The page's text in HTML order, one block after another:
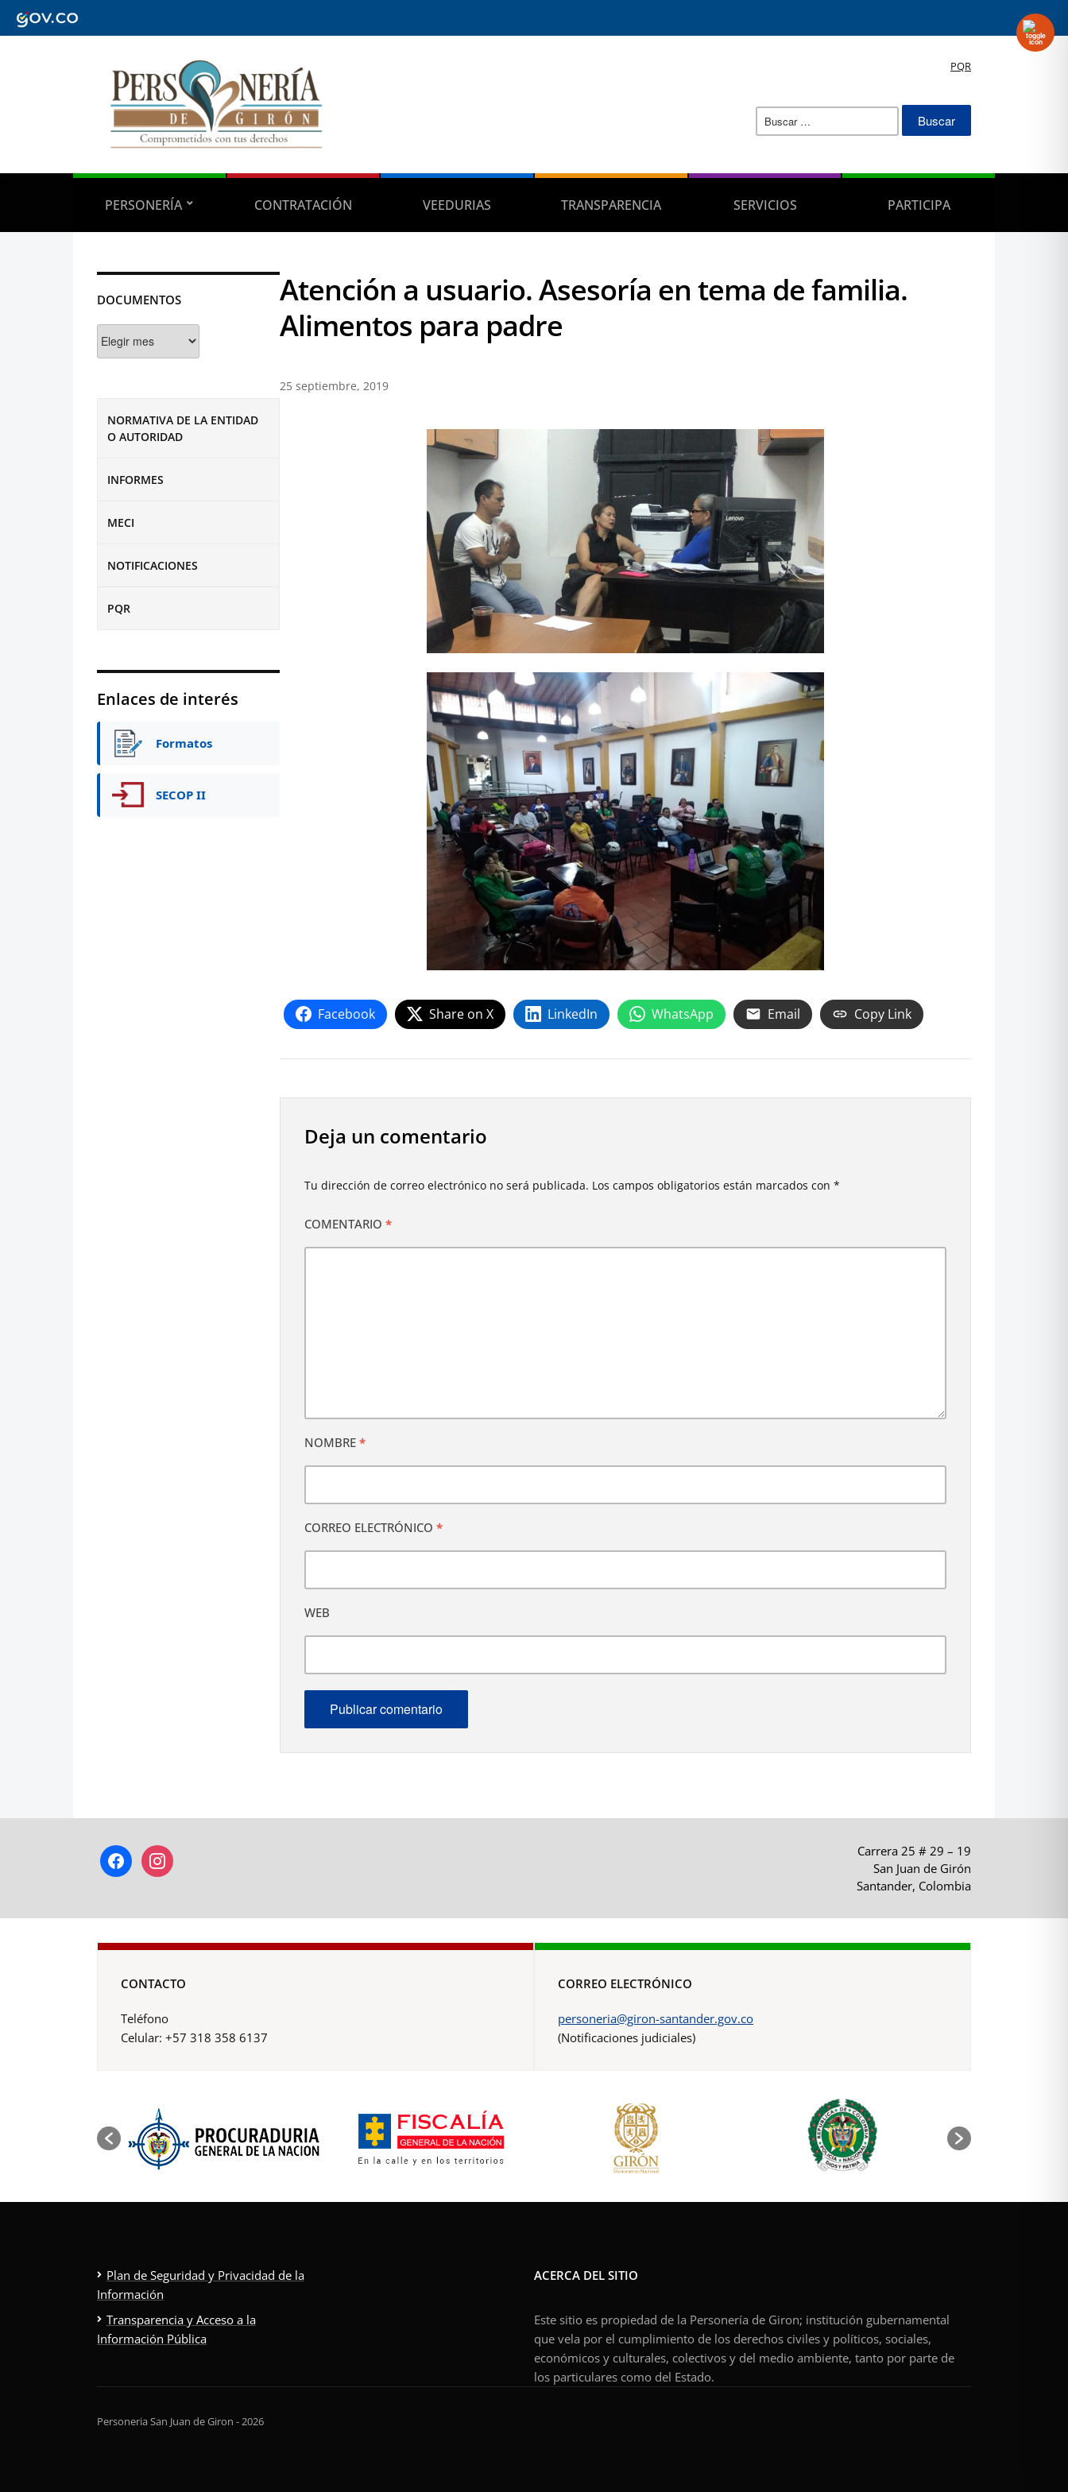
PQR
Buscar:
PERSONERÍA CONTRATACIÓN VEEDURIAS TRANSPARENCIA SERVICIOS PARTICIPA
DOCUMENTOS
NORMATIVA DE LA ENTIDAD
O AUTORIDAD
INFORMES
MECI
NOTIFICACIONES
PQR
Enlaces de interés
Formatos
SECOP II
Atención a usuario. Asesoría en tema de familia.
Alimentos para padre
25 septiembre, 2019
Facebook Share on X LinkedIn WhatsApp Email Copy Link
Deja un comentario
Tu dirección de correo electrónico no será publicada. Los campos obligatorios están marcados con *
COMENTARIO *
NOMBRE *
CORREO ELECTRÓNICO *
WEB
facebookinstagram
Carrera 25 # 29 – 19
San Juan de Girón
Santander, Colombia
CONTACTO
Teléfono
Celular: +57 318 358 6137
CORREO ELECTRÓNICO
personeria@giron-santander.gov.co
(Notificaciones judiciales)
Plan de Seguridad y Privacidad de la
Información
Transparencia y Acceso a la
Información Pública
ACERCA DEL SITIO
Este sitio es propiedad de la Personería de Giron; institución gubernamental
que vela por el cumplimiento de los derechos civiles y políticos, sociales,
económicos y culturales, colectivos y del medio ambiente, tanto por parte de
los particulares como del Estado.
Personeria San Juan de Giron - 2026